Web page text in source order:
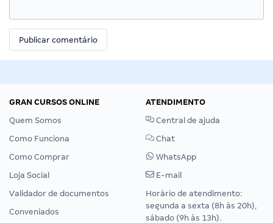
GRAN CURSOS ONLINE
Quem Somos
Como Funciona
Como Comprar
Loja Social
Validador de documentos
Conveniados
ATENDIMENTO
Central de ajuda
Chat
WhatsApp
E-mail
Horário de atendimento:
segunda a sexta (8h às 20h),
sábado (9h às 13h).